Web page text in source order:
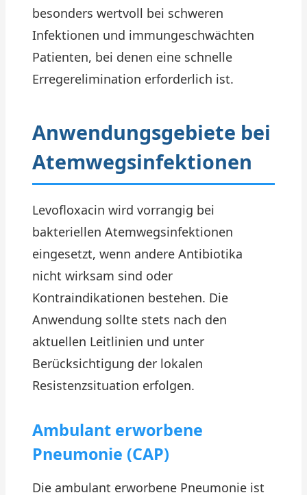
besonders wertvoll bei schweren
Infektionen und immungeschwächten
Patienten, bei denen eine schnelle
Erregerelimination erforderlich ist.
Anwendungsgebiete bei
Atemwegsinfektionen
Levofloxacin wird vorrangig bei
bakteriellen Atemwegsinfektionen
eingesetzt, wenn andere Antibiotika
nicht wirksam sind oder
Kontraindikationen bestehen. Die
Anwendung sollte stets nach den
aktuellen Leitlinien und unter
Berücksichtigung der lokalen
Resistenzsituation erfolgen.
Ambulant erworbene
Pneumonie (CAP)
Die ambulant erworbene Pneumonie ist